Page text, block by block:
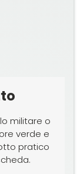
militare o
verde e
pratico